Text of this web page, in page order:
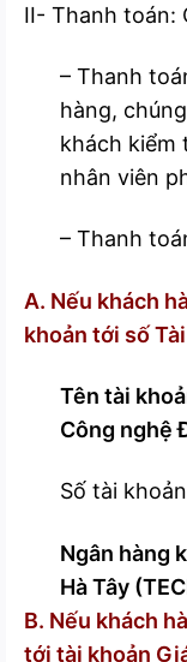
II- Thanh toán:
– Thanh
hàng,
khách kiểm
nhân viên
– Thanh
A. Nếu khách
khoản tới số
Tên tài
Công nghệ
Số tài
Ngân hàng
Hà Tây
B. Nếu khách
tới tài khoản